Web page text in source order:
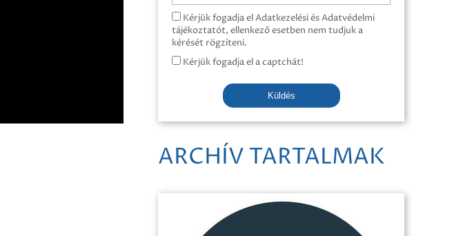
Kérjük fogadja el Adatkezelési és Adatvédelmi
tájékoztatót, ellenkező esetben nem tudjuk a
kérését rögzíteni.
Kérjük fogadja el a captchát!
Küldés
ARCHÍV TARTALMAK